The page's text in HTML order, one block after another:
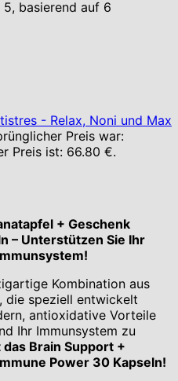
5, basierend auf 6
- Relax, Noni und Max
Preis war:
Preis ist: 66.80 €.
+ Geschenk
– Unterstützen Sie Ihr
Kombination aus
die speziell entwickelt
antioxidative Vorteile
Ihr Immunsystem zu
Brain Support +
Power 30 Kapseln!